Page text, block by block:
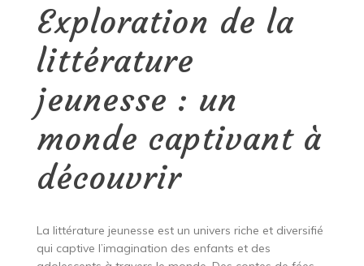
Exploration de la
littérature
jeunesse : un
monde captivant à
découvrir
La littérature jeunesse est un univers riche et diversifié
qui captive l’imagination des enfants et des